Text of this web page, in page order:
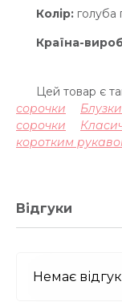
Колір: голуба
Країна-
Цей товар є
сорочки
сорочки
коротким
Відгуки
Немає